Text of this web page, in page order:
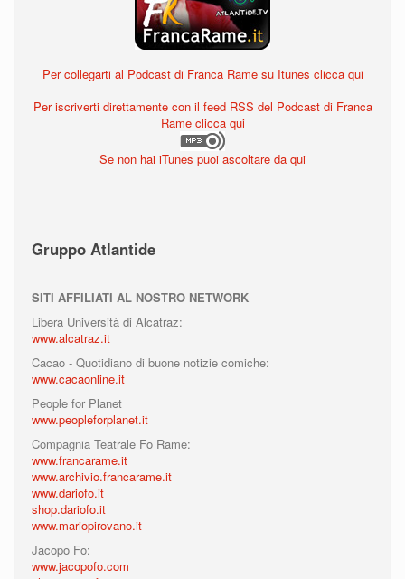
Per collegarti al Podcast di Franca Rame su Itunes clicca qui
Per iscriverti direttamente con il feed RSS del Podcast di Franca
Rame clicca qui
Se non hai iTunes puoi ascoltare da qui
Gruppo Atlantide
SITI AFFILIATI AL NOSTRO NETWORK
Libera Università di Alcatraz:
www.alcatraz.it
Cacao - Quotidiano di buone notizie comiche:
www.cacaonline.it
People for Planet
www.peopleforplanet.it
Compagnia Teatrale Fo Rame:
www.francarame.it
www.archivio.francarame.it
www.dariofo.it
shop.dariofo.it
www.mariopirovano.it
Jacopo Fo:
www.jacopofo.com